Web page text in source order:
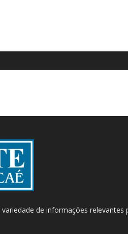
de informações relevantes